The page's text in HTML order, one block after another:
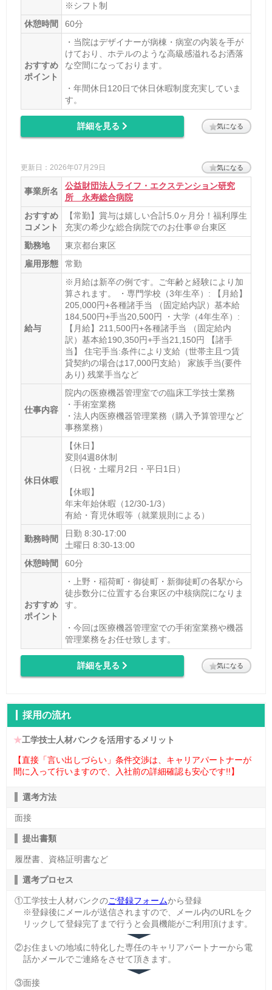
※シフト制
休憩時間
60分
おすすめ
ポイント
・当院はデザイナーが病棟・病室の内装を手が
けており、ホテルのような高級感溢れるお洒落
な空間になっております。
・年間休日120日で休日休暇制度充実していま
す。
詳細を見る 気になる
更新日：2026年07月29日 気になる
事業所名
公益財団法人ライフ・エクステンション研究
所 永寿総合病院
おすすめ
コメント
【常勤】賞与は嬉しい合計5.0ヶ月分！福利厚生
充実の希少な総合病院でのお仕事＠台東区
勤務地
東京都台東区
雇用形態
常勤
給与
※月給は新卒の例です。ご年齢と経験により加
算されます。 ・専門学校（3年生卒）: 【月給】
205,000円+各種諸手当 （固定給内訳）基本給
184,500円+手当20,500円 ・大学（4年生卒）:
【月給】211,500円+各種諸手当 （固定給内
訳）基本給190,350円+手当21,150円 【諸手
当】 住宅手当:条件により支給（世帯主且つ賃
貸契約の場合は17,000円支給） 家族手当(要件
あり) 残業手当など
仕事内容
院内の医療機器管理室での臨床工学技士業務
・手術室業務
・法人内医療機器管理業務（購入予算管理など
事務業務）
休日休暇
【休日】
変則4週8休制
（日祝・土曜月2日・平日1日）
【休暇】
年末年始休暇（12/30-1/3）
有給・育児休暇等（就業規則による）
勤務時間
日勤 8:30-17:00
土曜日 8:30-13:00
休憩時間
60分
おすすめ
ポイント
・上野・稲荷町・御徒町・新御徒町の各駅から
徒歩数分に位置する台東区の中核病院になりま
す。
・今回は医療機器管理室での手術室業務や機器
管理業務をお任せ致します。
詳細を見る 気になる
採用の流れ
★工学技士人材バンクを活用するメリット
【直接「言い出しづらい」条件交渉は、キャリアパートナーが
間に入って行いますので、入社前の詳細確認も安心です!!】
選考方法
面接
提出書類
履歴書、資格証明書など
選考プロセス
①工学技士人材バンクのご登録フォームから登録
※登録後にメールが送信されますので、メール内のURLをク
リックして登録完了まで行うと会員機能がご利用頂けます。
②お住まいの地域に特化した専任のキャリアパートナーから電
話かメールでご連絡をさせて頂きます。
③面接